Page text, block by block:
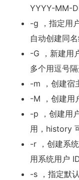
YYYY-MM-
-g ，指定用
自动创建同
-G ，新建用
多个用逗号隔
-m ，创建宿
-M ，创建用
-p ，创建用
用，history
-r ，创建系
用系统用户
-s ，指定默